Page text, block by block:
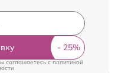
соглашаетесь cполитикой